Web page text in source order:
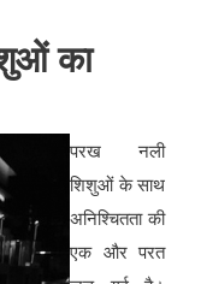
का
परख नली
शिशुओं के साथ
अनिश्चितता की
एक और परत